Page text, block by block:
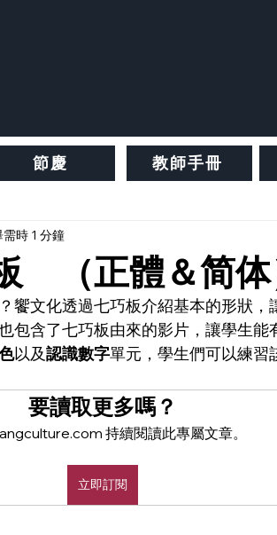
節慶 教師手冊
（正體＆简体
時 1 分鐘
饗文化透過七巧板介紹基本的形狀，
包含了七巧板由來的影片，讓學生能
以及認識數字單元，學生們可以練習
要讀取更多嗎？
持續閱讀此專屬文章。
立即訂閱